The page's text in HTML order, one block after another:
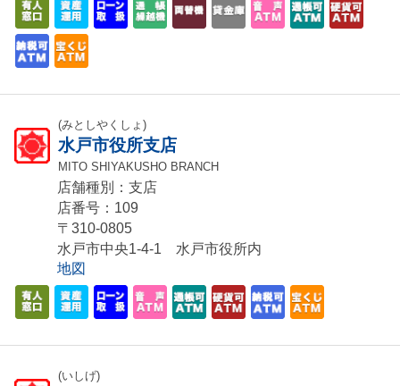
(みとしやくしょ)
水戸市役所支店
MITO SHIYAKUSHO BRANCH
店舗種別：支店
店番号：109
〒310-0805
水戸市中央1-4-1 水戸市役所内
地図
(いしげ)